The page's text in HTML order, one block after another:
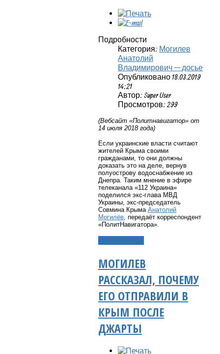
Подробности
Категория: Могилев
Анатолий
Владимирович — досье
Опубликовано 18.03.2019
14:21
Автор: Super User
Просмотров: 299
(Вебсайт «Политнавигатор» от
14 июля 2018 года)
Если украинские власти считают
жителей Крыма своими
гражданами, то они должны
доказать это на деле, вернув
полуострову водоснабжение из
Днепра. Таким мнение в эфире
телеканала «112 Украина»
поделился экс-глава МВД
Украины, экс-председатель
Совмина Крыма Анатолий
Могилёв, передаёт корреспондент
«ПолитНавигатора».
МОГИЛЕВ
РАССКАЗАЛ, ПОЧЕМУ
ЕГО ОТПРАВИЛИ В
КРЫМ ПОСЛЕ
ДЖАРТЫ